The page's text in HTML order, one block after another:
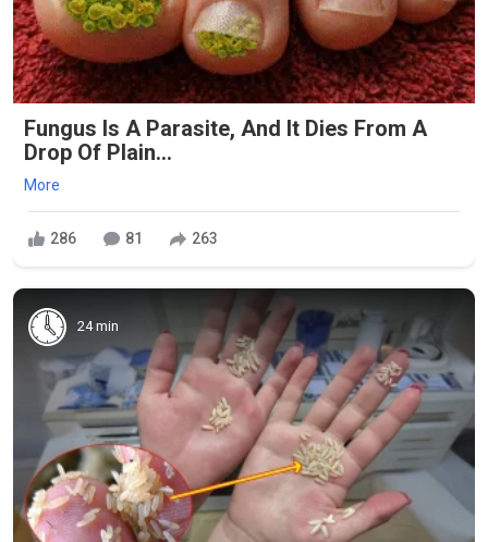
Fungus Is A Parasite, And It Dies From A
Drop Of Plain...
More
286 81 263
24 min